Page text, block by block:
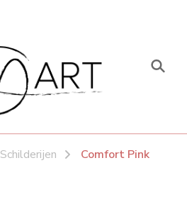
CLM art
Schilderijen Comfort Pink